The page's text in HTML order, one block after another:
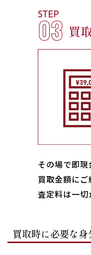
STEP
03 買
その場で即
買取金額に
査定料は一切
買取時に必要な